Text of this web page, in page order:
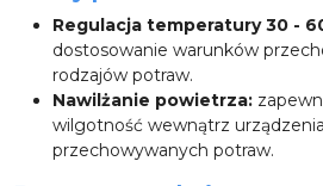
Regulacja temperatury 30 -
dostosowanie warunków
rodzajów potraw.
Nawilżanie powietrza:
wilgotność wewnątrz
przechowywanych potraw.